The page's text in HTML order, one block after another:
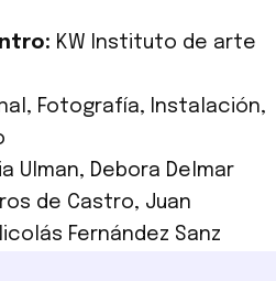
KW Instituto de arte
, Fotografía, Instalación,
Ulman, Debora Delmar
de Castro, Juan
Fernández Sanz